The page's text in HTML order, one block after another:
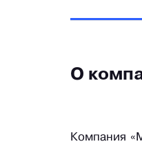
О
Компания